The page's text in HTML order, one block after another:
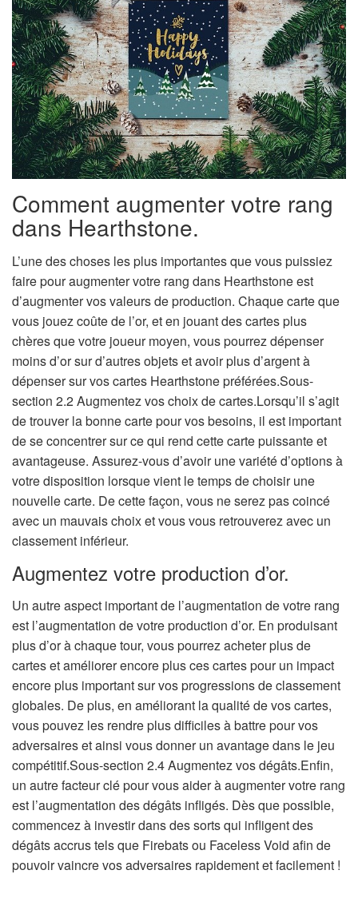
Comment augmenter votre rang
dans Hearthstone.
L’une des choses les plus importantes que vous puissiez
faire pour augmenter votre rang dans Hearthstone est
d’augmenter vos valeurs de production. Chaque carte que
vous jouez coûte de l’or, et en jouant des cartes plus
chères que votre joueur moyen, vous pourrez dépenser
moins d’or sur d’autres objets et avoir plus d’argent à
dépenser sur vos cartes Hearthstone préférées.Sous-
section 2.2 Augmentez vos choix de cartes.Lorsqu’il s’agit
de trouver la bonne carte pour vos besoins, il est important
de se concentrer sur ce qui rend cette carte puissante et
avantageuse. Assurez-vous d’avoir une variété d’options à
votre disposition lorsque vient le temps de choisir une
nouvelle carte. De cette façon, vous ne serez pas coincé
avec un mauvais choix et vous vous retrouverez avec un
classement inférieur.
Augmentez votre production d’or.
Un autre aspect important de l’augmentation de votre rang
est l’augmentation de votre production d’or. En produisant
plus d’or à chaque tour, vous pourrez acheter plus de
cartes et améliorer encore plus ces cartes pour un impact
encore plus important sur vos progressions de classement
globales. De plus, en améliorant la qualité de vos cartes,
vous pouvez les rendre plus difficiles à battre pour vos
adversaires et ainsi vous donner un avantage dans le jeu
compétitif.Sous-section 2.4 Augmentez vos dégâts.Enfin,
un autre facteur clé pour vous aider à augmenter votre rang
est l’augmentation des dégâts infligés. Dès que possible,
commencez à investir dans des sorts qui infligent des
dégâts accrus tels que Firebats ou Faceless Void afin de
pouvoir vaincre vos adversaires rapidement et facilement !